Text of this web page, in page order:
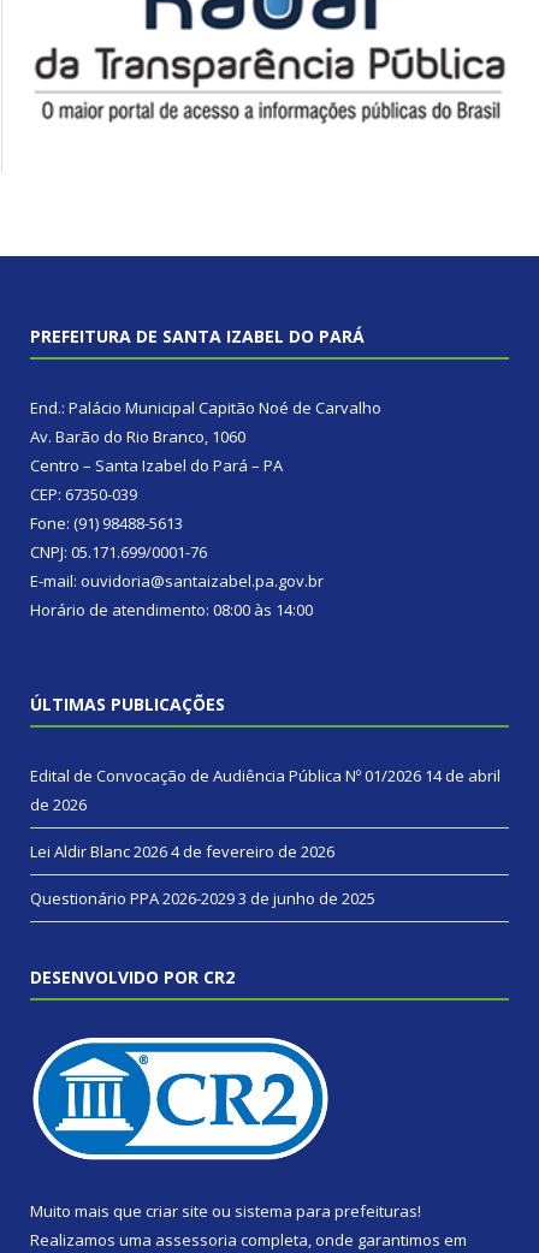
PREFEITURA DE SANTA IZABEL DO PARÁ
End.: Palácio Municipal Capitão Noé de Carvalho
Av. Barão do Rio Branco, 1060
Centro – Santa Izabel do Pará – PA
CEP: 67350-039
Fone: (91) 98488-5613
CNPJ: 05.171.699/0001-76
E-mail: ouvidoria@santaizabel.pa.gov.br
Horário de atendimento: 08:00 às 14:00
ÚLTIMAS PUBLICAÇÕES
Edital de Convocação de Audiência Pública Nº 01/2026 14 de abril
de 2026
Lei Aldir Blanc 20264 de fevereiro de 2026
Questionário PPA 2026-20293 de junho de 2025
DESENVOLVIDO POR CR2
Muito mais que criar site ou sistema para prefeituras!
Realizamos uma assessoria completa, onde garantimos em